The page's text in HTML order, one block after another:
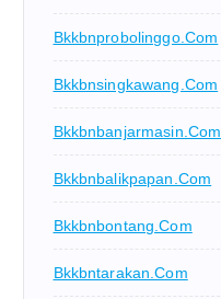
Bkkbnprobolinggo.com
Bkkbnsingkawang.com
Bkkbnbanjarmasin.com
Bkkbnbalikpapan.com
Bkkbnbontang.com
Bkkbntarakan.com